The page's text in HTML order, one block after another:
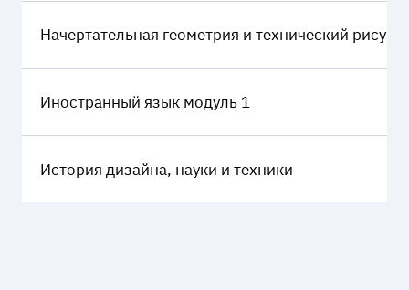
Начертательная геометрия и технический
Иностранный язык модуль 1
История дизайна, науки и техники